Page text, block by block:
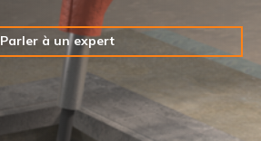
Parler à un expert